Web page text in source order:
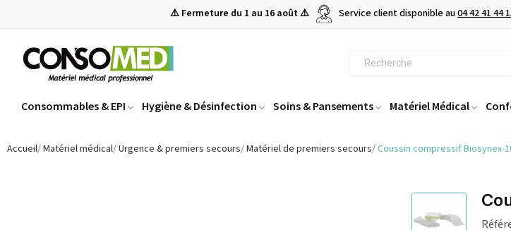
⚠️ Fermeture du 1 au 16 août ⚠️ Service client disponible au04 42 41 44
Consommables & EPI Hygiène & Désinfection Soins & Pansements Matériel Médical
Accueil Matériel médical Urgence & premiers secours Matériel de premiers secours Coussin compressif Biosynex-